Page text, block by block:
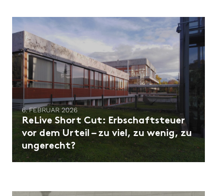
6. FEBRUAR 2026
ReLive Short Cut: Erbschaftsteuer
vor dem Urteil – zu viel, zu wenig, zu
ungerecht?